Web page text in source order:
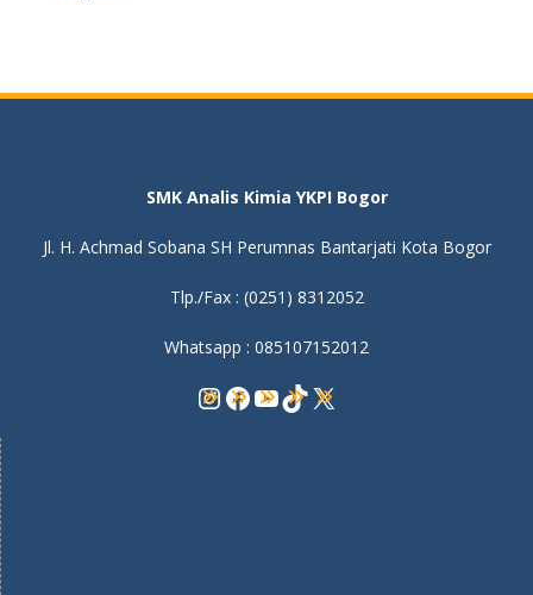
SMK Analis Kimia YKPI Bogor
Jl. H. Achmad Sobana SH Perumnas Bantarjati Kota Bogor
Tlp./Fax : (0251) 8312052
Whatsapp : 085107152012
Instagram
Facebook
YouTube
TikTok
X